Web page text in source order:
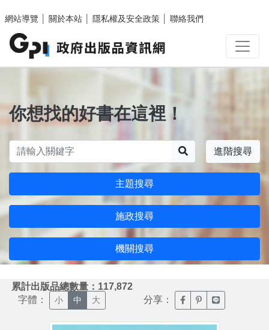
網站導覽
關於本站 隱私權及安全政策 聯絡我們
你想找的好書在這裡！
進階搜尋
主題搜尋
施政搜尋
機關搜尋
累計出版品總數量：117,872
字體： 小 中 大 分享： 臉書分享(另開新視窗)
噗浪分享(另開新
Line分享(另